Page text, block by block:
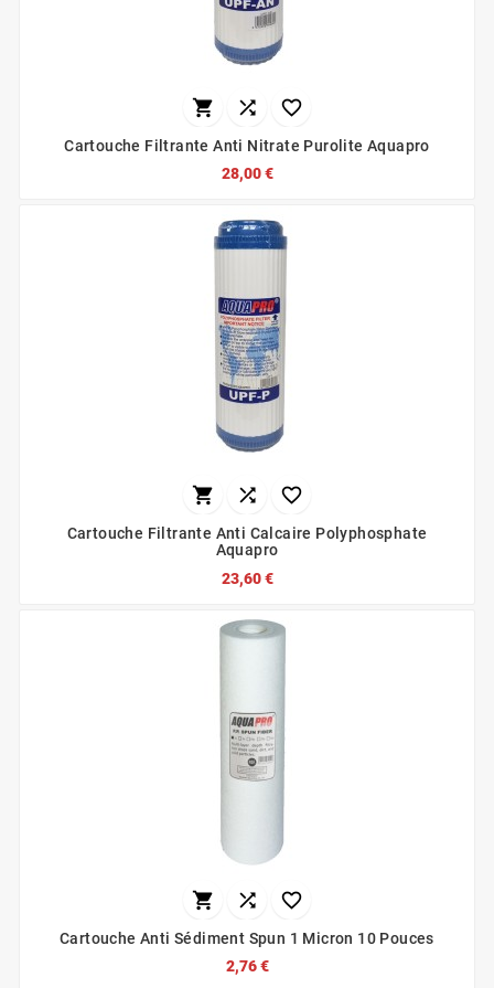
  
Cartouche Filtrante Anti Nitrate Purolite Aquapro
28,00 €
  
Cartouche Filtrante Anti Calcaire Polyphosphate
Aquapro
23,60 €
  
Cartouche Anti Sédiment Spun 1 Micron 10 Pouces
2,76 €